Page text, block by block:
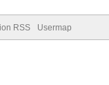
RSS Usermap